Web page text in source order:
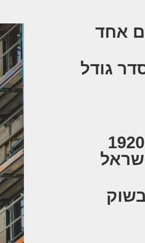
אחד
גודל
ביצוע לפי תקן טיח 1920